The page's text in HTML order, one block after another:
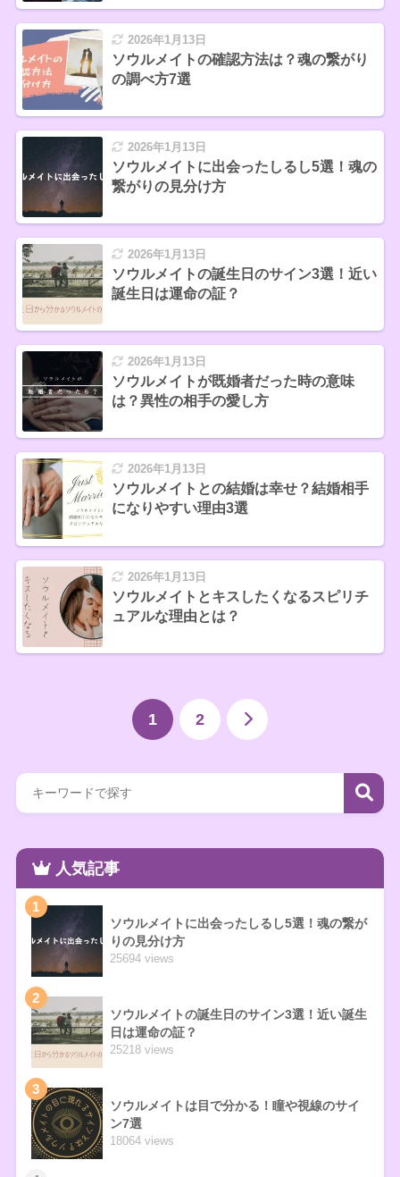
2026年1月13日
ソウルメイトの確認方法は？魂の繋がり
の調べ方7選
2026年1月13日
ソウルメイトに出会ったしるし5選！魂の
繋がりの見分け方
2026年1月13日
ソウルメイトの誕生日のサイン3選！近い
誕生日は運命の証？
2026年1月13日
ソウルメイトが既婚者だった時の意味
は？異性の相手の愛し方
2026年1月13日
ソウルメイトとの結婚は幸せ？結婚相手
になりやすい理由3選
2026年1月13日
ソウルメイトとキスしたくなるスピリチ
ュアルな理由とは？
1 2
人気記事
1
ソウルメイトに出会ったしるし5選！魂の繋が
りの見分け方
25694 views
2
ソウルメイトの誕生日のサイン3選！近い誕生
日は運命の証？
25218 views
3
ソウルメイトは目で分かる！瞳や視線のサイ
ン7選
18064 views